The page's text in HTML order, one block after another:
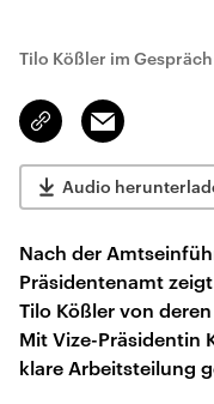
Tilo Kößler im
Link
kopieren/teilen
Email
Audio
Nach der
Präsidentenamt
Tilo Kößler von
Mit Vize-Präsidentin
klare Arbeitsteilung